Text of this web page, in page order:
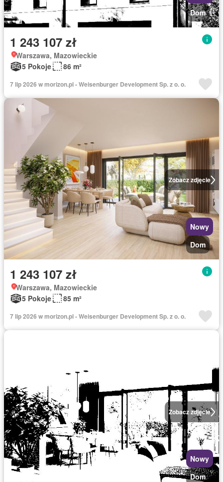
Dom
1 243 107 zł
Warszawa, Mazowieckie
5 Pokoje
86 m²
7 lip 2026 w morizon.pl - Weisenburger Development Sp. z o. o.
Zobacz zdjęcie
Nowy
Dom
1 243 107 zł
Warszawa, Mazowieckie
5 Pokoje
85 m²
7 lip 2026 w morizon.pl - Weisenburger Development Sp. z o. o.
Zobacz zdjęcie
Nowy
Dom